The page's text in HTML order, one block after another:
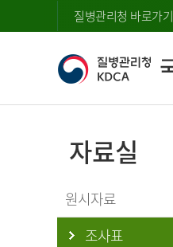
질병관리청 바로가기
자료실
원시자료
조사표